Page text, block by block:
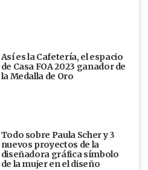
Así es la Cafetería, el espacio
de Casa FOA 2023 ganador de
la Medalla de Oro
Todo sobre Paula Scher y 3
nuevos proyectos de la
diseñadora gráfica símbolo
de la mujer en el diseño